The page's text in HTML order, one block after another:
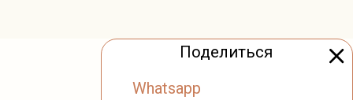
Поделиться
Whatsapp